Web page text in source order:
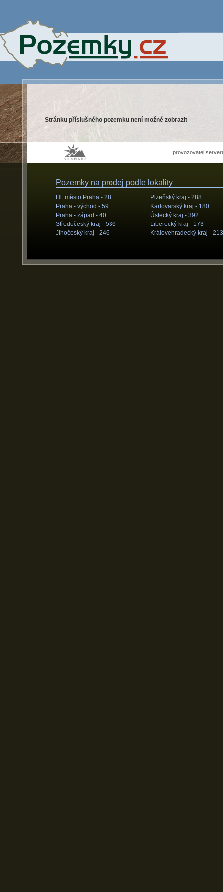
Stránku příslušného pozemku není možné zobrazit
provozovatel
Pozemky na prodej podle lokality
Hl. město Praha - 28
Praha - východ - 59
Praha - západ - 40
Středočeský kraj - 536
Jihočeský kraj - 246
Plzeňský kraj - 288
Karlovarský kraj - 180
Ústecký kraj - 392
Liberecký kraj - 173
Královehradecký kraj - 213